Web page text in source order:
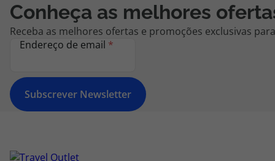
Conheça as melhores
Receba as melhores ofertas e promoções exclusivas
Endereço de email *
Subscrever Newsletter